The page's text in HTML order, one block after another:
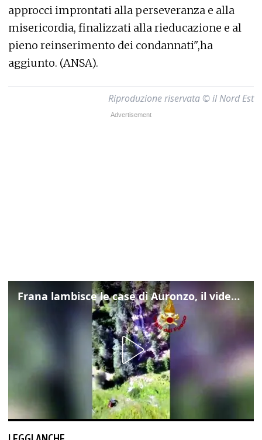
approcci improntati alla perseveranza e alla
misericordia, finalizzati alla rieducazione e al
pieno reinserimento dei condannati",ha
aggiunto. (ANSA).
Riproduzione riservata © il Nord Est
Frana lambisce le case di Auronzo, il video dall'elicottero dei vigili del fuoco